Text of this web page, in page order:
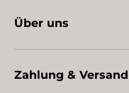
Über uns
Zahlung & Versand